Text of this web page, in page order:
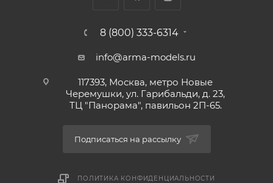
8 (800) 333-6314
info@arma-models.ru
117393, Москва, метро Новые
Черемушки, ул. Гарибальди, д. 23,
ТЦ "Панорама", павильон 2П-65.
Подписаться на рассылку
ПОЛИТИКА КОНФИДЕНЦИАЛЬНОСТИ